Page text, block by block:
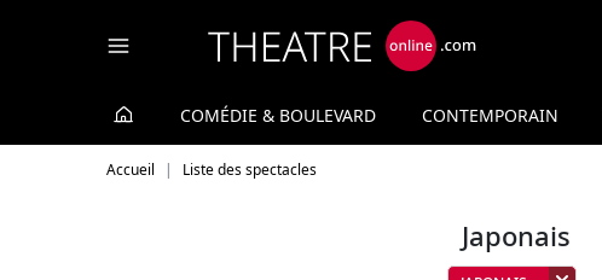
COMÉDIE & BOULEVARD CONTEMPORAIN
Accueil Liste des spectacles
Japonais